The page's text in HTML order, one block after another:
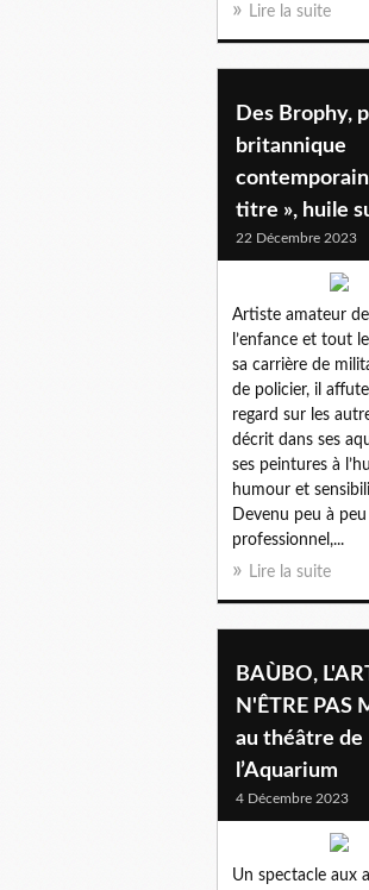
Lire la suite
Des Brophy,
britannique
titre », huile
22 Décembre 2023
Artiste amateur
l’enfance et tout
sa carrière de
de policier, il
regard sur les
décrit dans ses
ses peintures à
humour et
Devenu peu à peu
professionnel,...
Lire la suite
BAÙBO,
N'ÊTRE PAS
au théâtre de
l’Aquarium
4 Décembre 2023
Un spectacle aux